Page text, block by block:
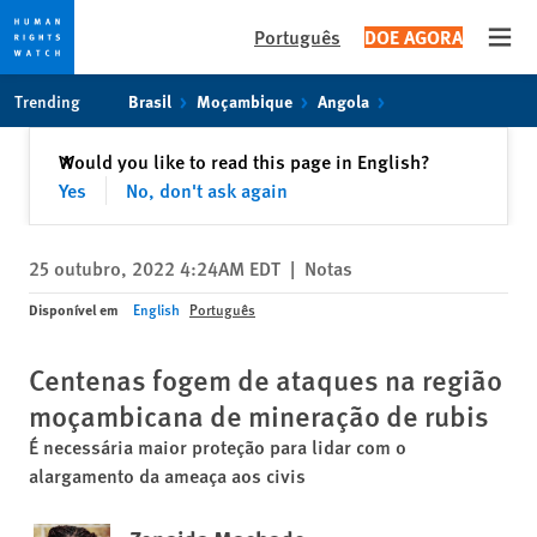
content
Português DOE AGORA
Trending Brasil Moçambique Angola
Would you like to read this page in English?
Yes
No, don't ask again
✕Fechar
25 outubro, 2022 4:24AM EDT | Notas
Disponível em English Português
Centenas fogem de ataques na região
moçambicana de mineração de rubis
É necessária maior proteção para lidar com o
alargamento da ameaça aos civis